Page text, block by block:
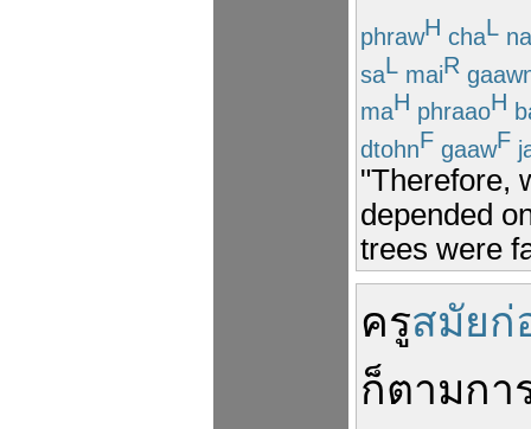
phrawH chaL
saL maiR
maH phraaoH
dtohnF gaawF
"Therefore,
depended
trees were
ครูสมัยก่
ก็ตามกา